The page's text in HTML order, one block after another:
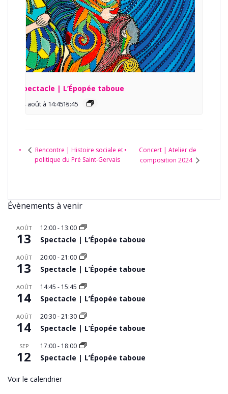
Spectacle | L’Épopée taboue
14 août à 14:45 -
15:45
Rencontre | Histoire sociale et
politique du Pré Saint-Gervais
Concert | Atelier de
composition 2024
Évènements à venir
AOÛT
13
12:00- 13:00
Spectacle | L’Épopée taboue
AOÛT
13
20:00-21:00
Spectacle | L’Épopée taboue
AOÛT
14
14:45 - 15:45
Spectacle | L’Épopée taboue
AOÛT
14
20:30-21:30
Spectacle | L’Épopée taboue
SEP
12
17:00- 18:00
Spectacle | L’Épopée taboue
Voir le calendrier